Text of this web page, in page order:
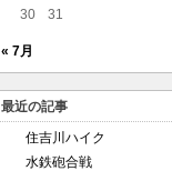
30
31
« 7月
最近の記事
住吉川ハイク
水鉄砲合戦